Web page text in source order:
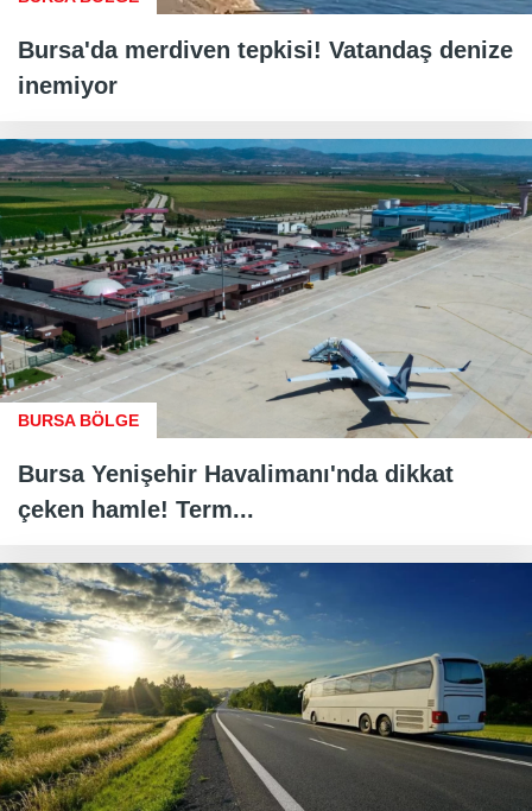
Bursa'da merdiven tepkisi! Vatandaş denize
inemiyor
BURSA BÖLGE
Bursa Yenişehir Havalimanı'nda dikkat
çeken hamle! Term...